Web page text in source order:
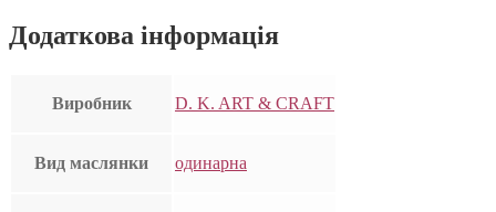
Додаткова інформація
Виробник D. K. ART & CRAFT
Вид маслянки одинарна